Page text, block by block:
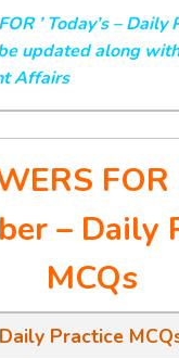
’ Today’s – Daily
updated along
Affairs
– Daily
MCQs
Practice